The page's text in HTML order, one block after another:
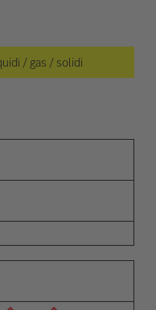
/ gas / solidi